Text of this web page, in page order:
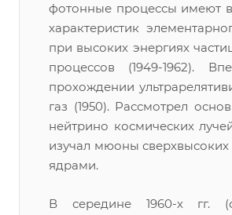
фотонные процессы имеют
характеристик
при высоких энергиях
процессов (1949-1962).
прохождении
газ (1950). Рассмотрел
нейтрино космических
изучал мюоны
ядрами.
В середине 1960-х гг.